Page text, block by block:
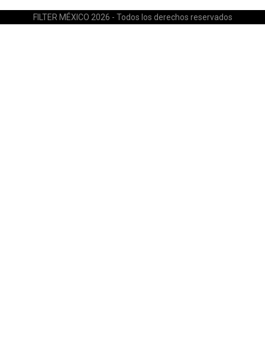
FILTER MÉXICO 2026 - Todos los derechos reservados